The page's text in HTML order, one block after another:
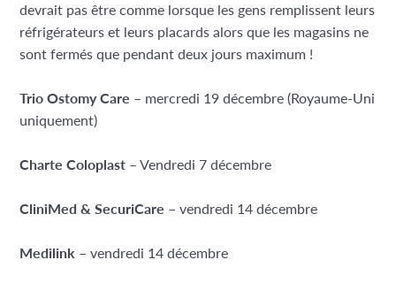
devrait pas être comme lorsque les gens remplissent leurs
réfrigérateurs et leurs placards alors que les magasins ne
sont fermés que pendant deux jours maximum !
Trio Ostomy Care – mercredi 19 décembre (Royaume-Uni
uniquement)
Charte Coloplast – Vendredi 7 décembre
CliniMed & SecuriCare – vendredi 14 décembre
Medilink – vendredi 14 décembre